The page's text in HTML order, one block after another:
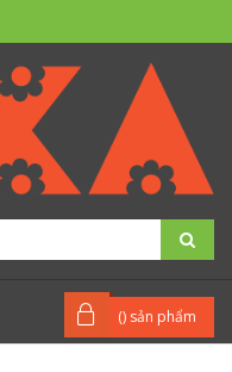
() sản phẩm